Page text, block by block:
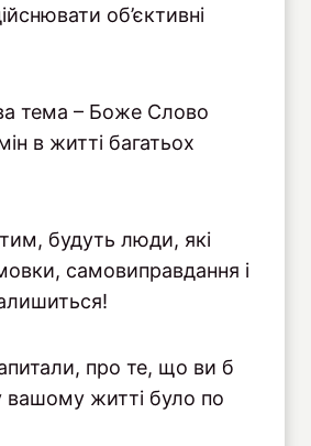
об’єктивні
тема – Боже Слово
в житті багатьох
будуть люди, які
самовиправдання і
про те, що ви б
вашому житті було по